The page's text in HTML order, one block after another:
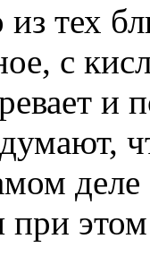
тех
с
и
деле
при